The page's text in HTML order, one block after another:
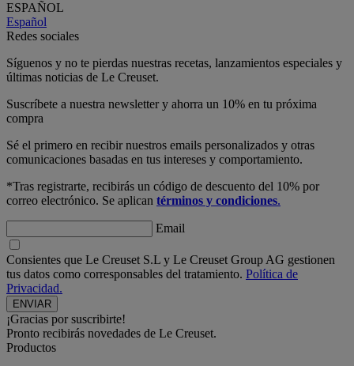
ESPAÑOL
Español
Redes sociales
Síguenos y no te pierdas nuestras recetas, lanzamientos especiales y
últimas noticias de Le Creuset.
Suscríbete a nuestra newsletter y ahorra un 10% en tu próxima
compra
Sé el primero en recibir nuestros emails personalizados y otras
comunicaciones basadas en tus intereses y comportamiento.
*Tras registrarte, recibirás un código de descuento del 10% por
correo electrónico. Se aplican términos y condiciones.
Email
Consientes que Le Creuset S.L y Le Creuset Group AG gestionen
tus datos como corresponsables del tratamiento. Política de
Privacidad.
¡Gracias por suscribirte!
Pronto recibirás novedades de Le Creuset.
Productos